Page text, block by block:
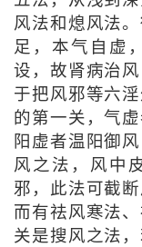
风法和熄风法
足，本气自虚
设，故肾病治
于把风邪等六
的第一关，气
阳虚者温阳御
风之法，风中
邪，此法可截
而有祛风寒法
关是搜风之法